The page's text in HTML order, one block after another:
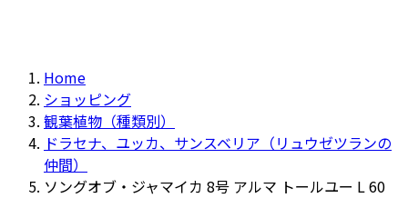
Home
ショッピング
観葉植物（種類別）
ドラセナ、ユッカ、サンスベリア（リュウゼツランの
仲間）
ソングオブ・ジャマイカ 8号 アルマ トールユー L 60